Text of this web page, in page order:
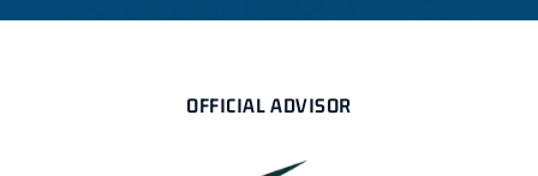
OFFICIAL ADVISOR